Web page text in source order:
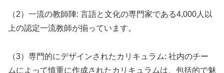
（2）一流の教師陣: 言語と文化の専門家である4,000人以
上の認定一流教師が揃っています。
（3）専門的にデザインされたカリキュラム: 社内のチー
ムによって慎重に作成されたカリキュラムは、包括的で魅